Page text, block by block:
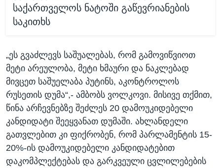
საქართველოს ნატოში გაწევრიანების
საკითხს
„ეს გვაძლევს საშუალებას, რომ გამოვიწვიოთ
მეტი არეულობა, მეტი ხმაური და ნაკლებად
მივცეთ საშუელაბა პუტინს, აკონტროლოს
რუსეთის დუმა“,- ამბობს ვოლკოვი. მისივე თქმით,
წინა არჩევნებზე შეძლეს 20 დამოუკიდებელი
კანდიდატი შეეყვანათ დუმაში. ახლანდელი
გათვლებით კი ფიქრობენ, რომ პარლამენტის 15-
20%-ის დამოუკიდებელი კანდიდატებით
დაკომპლექტებას და გარკვეული ცვლილებების